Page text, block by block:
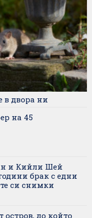
в двора ни
на 45
и Кийли Шей
брак с едни
си снимки
до който